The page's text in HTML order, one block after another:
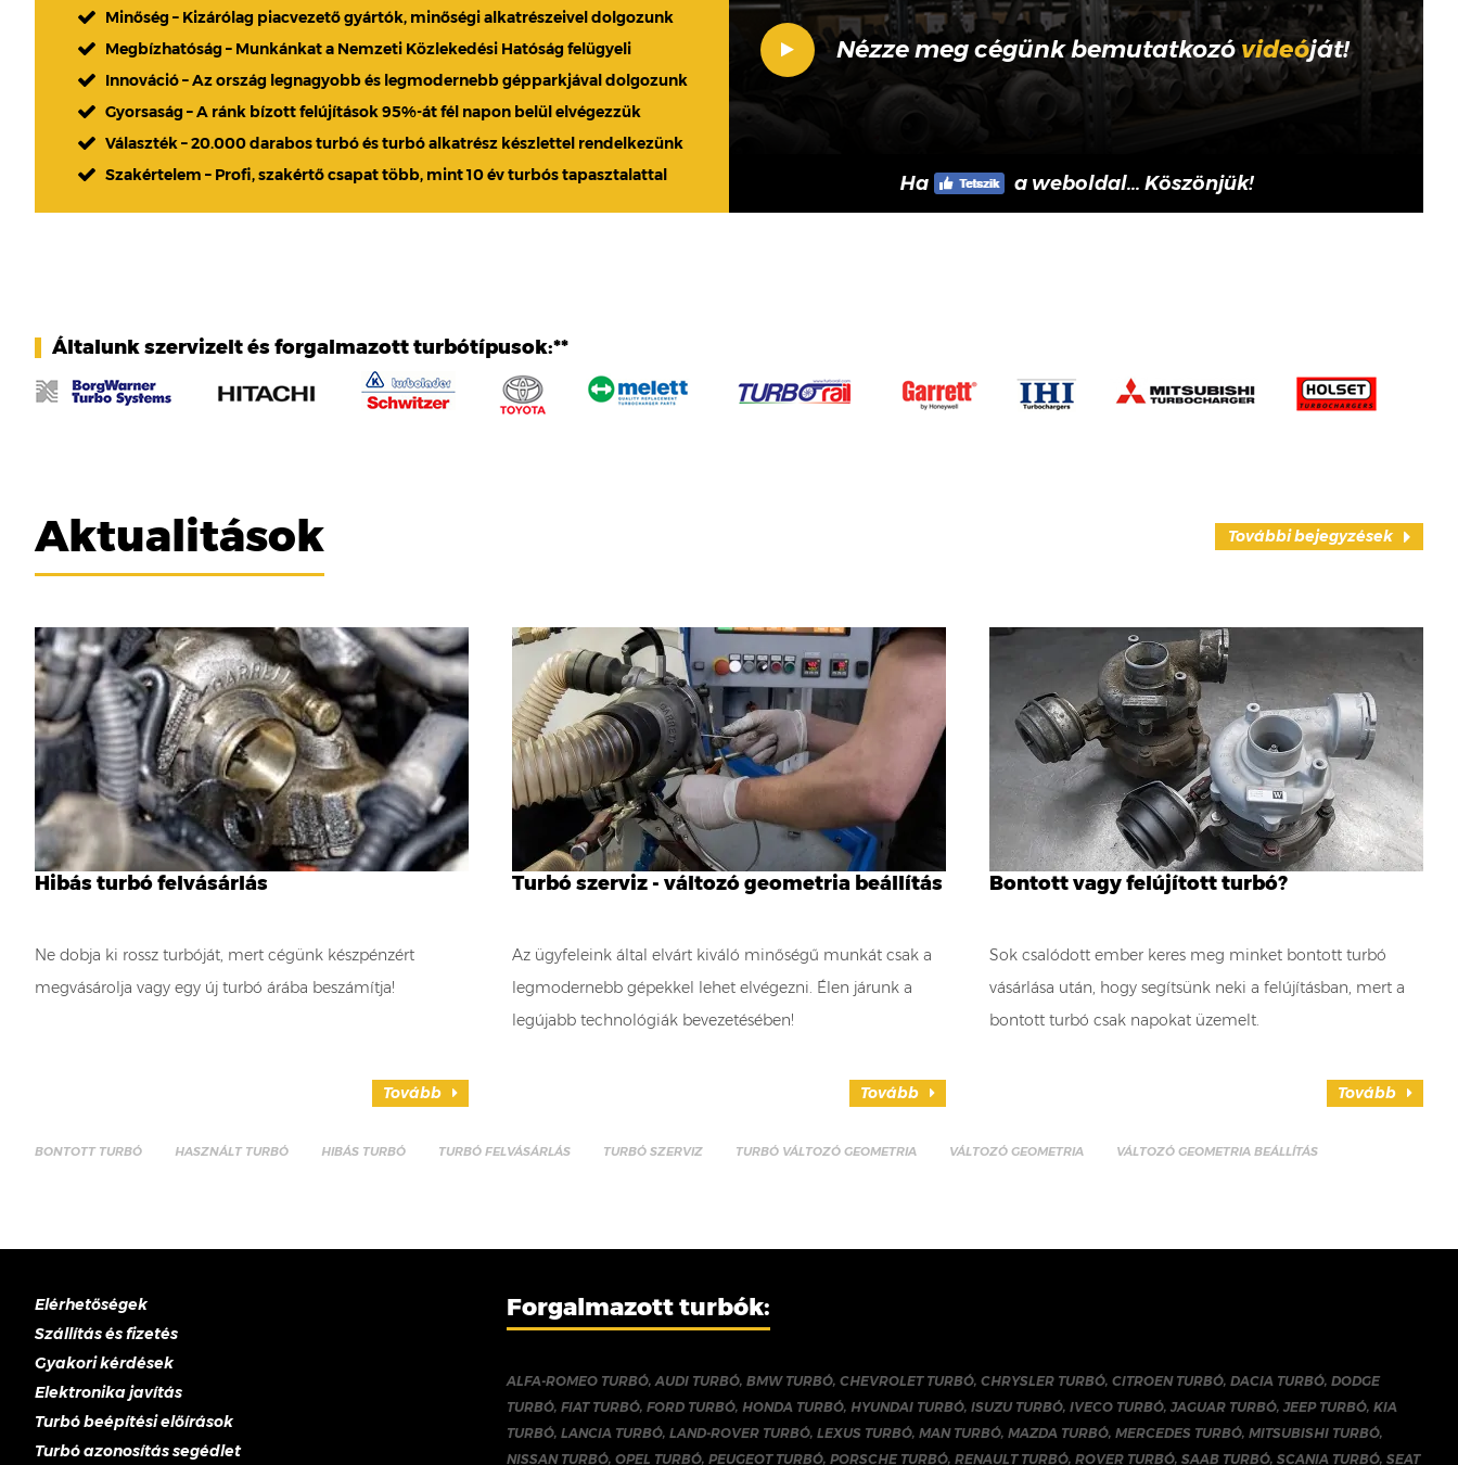
Minőség – Kizárólag piacvezető gyártók, minőségi alkatrészeivel dolgozunk
Megbízhatóság – Munkánkat a Nemzeti Közlekedési Hatóság felügyeli
Innováció – Az ország legnagyobb és legmodernebb gépparkjával dolgozunk
Gyorsaság – A ránk bízott felújítások 95%-át fél napon belül elvégezzük
Választék – 20.000 darabos turbó és turbó alkatrész készlettel rendelkezünk
Szakértelem – Profi, szakértő csapat több, mint 10 év turbós tapasztalattal
Nézze meg cégünk bemutatkozóvideóját!
Ha a weboldal... Köszönjük!
Általunk szervizelt és forgalmazott turbótípusok:**
Aktualitások További bejegyzések
Hibás turbó felvásárlás
Ne dobja ki rossz turbóját, mert cégünk készpénzért
megvásárolja vagy egy új turbó árába beszámítja!
Tovább
Turbó szerviz - változó geometria beállítás
Az ügyfeleink által elvárt kiváló minőségű munkát csak a
legmodernebb gépekkel lehet elvégezni. Élen járunk a
legújabb technológiák bevezetésében!
Tovább
Bontott vagy felújított turbó?
Sok csalódott ember keres meg minket bontott turbó
vásárlása után, hogy segítsünk neki a felújításban, mert a
bontott turbó csak napokat üzemelt.
Tovább
BONTOTT TURBÓ HASZNÁLT TURBÓ HIBÁS TURBÓ TURBÓ FELVÁSÁRLÁS TURBÓ SZERVIZ TURBÓ VÁLTOZÓ GEOMETRIA VÁLTOZÓ GEOMETRIA VÁLTOZÓ GEOMETRIA BEÁLLÍTÁS
Elérhetőségek
Szállítás és fizetés
Gyakori kérdések
Elektronika javítás
Turbó beépítési előírások
Turbó azonosítás segédlet
Forgalmazott turbók:
ALFA-ROMEO TURBÓ,AUDI TURBÓ, BMW TURBÓ, CHEVROLET TURBÓ, CHRYSLER TURBÓ, CITROEN TURBÓ, DACIA TURBÓ, DODGE
TURBÓ, FIAT TURBÓ, FORD TURBÓ, HONDA TURBÓ, HYUNDAI TURBÓ, ISUZU TURBÓ, IVECO TURBÓ, JAGUAR TURBÓ, JEEP TURBÓ, KIA
TURBÓ, LANCIA TURBÓ, LAND-ROVER TURBÓ, LEXUS TURBÓ, MAN TURBÓ, MAZDA TURBÓ, MERCEDES TURBÓ, MITSUBISHI TURBÓ,
NISSAN TURBÓ, OPEL TURBÓ, PEUGEOT TURBÓ, PORSCHE TURBÓ, RENAULT TURBÓ, ROVER TURBÓ, SAAB TURBÓ, SCANIA TURBÓ, SEAT